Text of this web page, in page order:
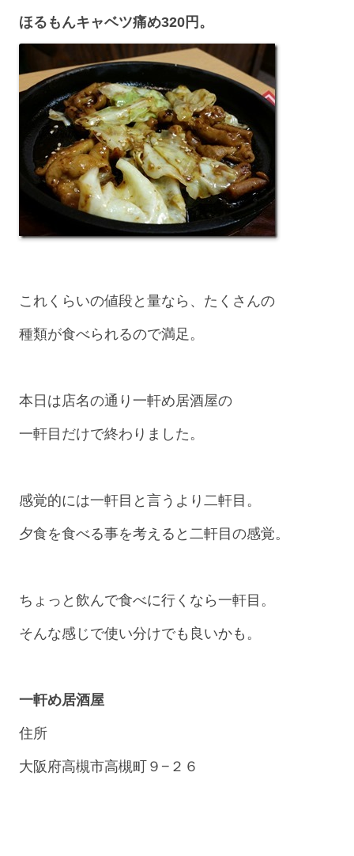
ほるもんキャベツ痛め320円。
これくらいの値段と量なら、たくさんの
種類が食べられるので満足。
本日は店名の通り一軒め居酒屋の
一軒目だけで終わりました。
感覚的には一軒目と言うより二軒目。
夕食を食べる事を考えると二軒目の感覚。
ちょっと飲んで食べに行くなら一軒目。
そんな感じで使い分けでも良いかも。
一軒め居酒屋
住所
大阪府高槻市高槻町９−２６